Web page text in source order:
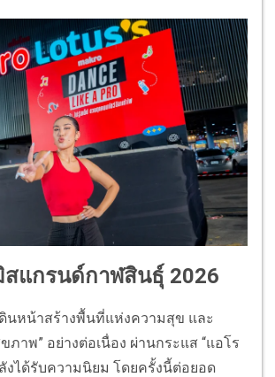
สแกรนด์กาฬสินธุ์ 2026
ดินหน้าสร้างพื้นที่แห่งความสุข และ
าพ” อย่างต่อเนื่อง ผ่านกระแส “แอโร
งได้รับความนิยม โดยครั้งนี้ต่อยอด